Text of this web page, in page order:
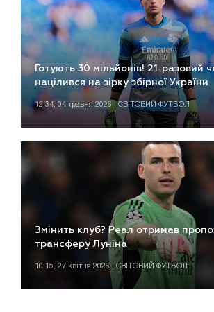
Готують 30 мільйонів! 21-разовий
націлився на зірку збірної України
12:34, 04 травня 2026 | СВІТОВИЙ ФУТБОЛ
Змінить клуб? Реал отримав
трансферу Луніна
10:15, 27 квітня 2026 | СВІТОВИЙ ФУТБОЛ